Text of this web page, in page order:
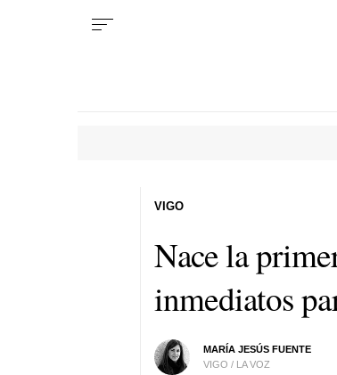
Nace la
inmediatos
MARÍA JESÚS FUENTE
VIGO / LA VOZ
VIGO